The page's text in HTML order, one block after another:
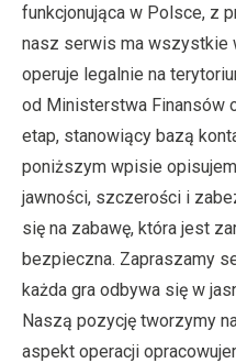
funkcjonująca w Polsce, z
nasz serwis ma wszystkie
operuje legalnie na
od Ministerstwa Finansów
etap, stanowiący bazą
poniższym wpisie
jawności, szczerości i
się na zabawę, która jest
bezpieczna. Zapraszamy
każda gra odbywa się w
Naszą pozycję tworzymy
aspekt operacji